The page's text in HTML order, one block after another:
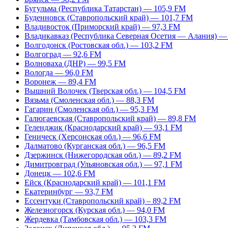
Бугульма (Республика Татарстан) — 105,9 FM
Буденновск (Ставропольский край) — 101,7 FM
Владивосток (Приморский край) — 97,3 FM
Владикавказ (Республика Северная Осетия — Алания)
Волгодонск (Ростовская обл.) — 103,2 FM
Волгоград — 92,6 FM
Волноваха (ДНР) — 99,5 FM
Вологда — 96,0 FM
Воронеж — 89,4 FM
Вышний Волочек (Тверская обл.) — 104,5 FM
Вязьма (Смоленская обл.) — 88,3 FM
Гагарин (Смоленская обл.) — 95,3 FM
Галюгаевская (Ставропольский край) — 89,8 FM
Геленджик (Краснодарский край) — 93,1 FM
Геническ (Херсонская обл.) — 96,6 FM
Далматово (Курганская обл.) — 96,5 FM
Дзержинск (Нижегородская обл.) — 89,2 FM
Димитровград (Ульяновская обл.) — 97,1 FM
Донецк — 102,6 FM
Ейск (Краснодарский край) — 101,1 FM
Екатеринбург — 93,7 FM
Ессентуки (Ставропольский край) – 89,2 FM
Железногорск (Курская обл.) — 94,0 FM
Жердевка (Тамбовская обл.) — 103,3 FM